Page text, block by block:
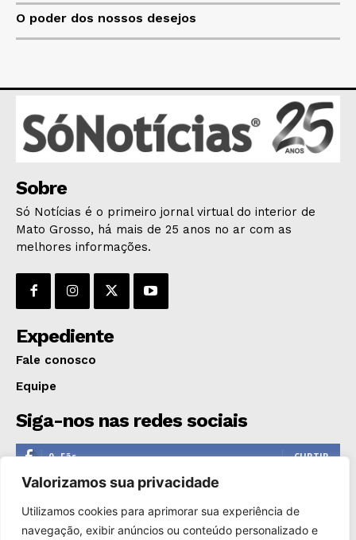
Valorizamos sua privacidade
Utilizamos cookies para aprimorar sua experiência de
navegação, exibir anúncios ou conteúdo personalizado e
O poder dos nossos desejos
Sobre
Só Notícias é o primeiro jornal virtual do interior de
Mato Grosso, há mais de 25 anos no ar com as
melhores informações.
Expediente
Fale conosco
Equipe
Siga-nos nas redes sociais
0 Fãs CURTIR
0 Seguidores
1,110 Seguidores SEGUIR